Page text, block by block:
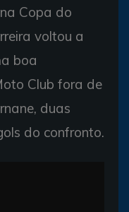
Copa do
voltou a
boa
Club fora de
duas
do confronto.